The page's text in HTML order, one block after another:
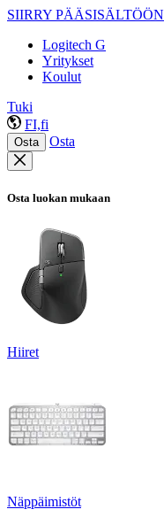
SIIRRY PÄÄSISÄLTÖÖN
Logitech G
Yritykset
Koulut
Tuki
FI,fi
Osta Osta
Osta luokan mukaan
Hiiret
Näppäimistöt